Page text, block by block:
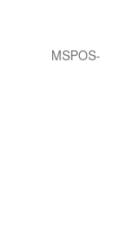
MSPOS-